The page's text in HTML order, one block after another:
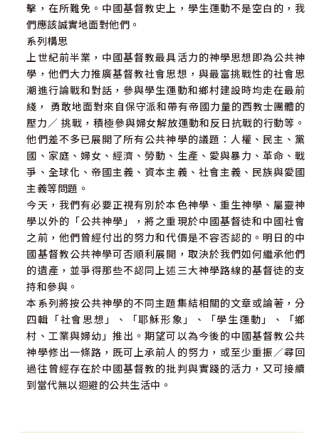
擊，在所難免。中國基督教史上，學生運動不是空白的，我
們應該誠實地面對他們。
系列構思
上世紀前半業，中國基督教最具活力的神學思想即為公共神
學，他們大力推廣基督教社會思想，與最富挑戰性的社會思
潮進行論戰和對話，參與學生運動和鄉村建設時均走在最前
綫， 勇敢地面對來自保守派和帶有帝國力量的西教士團體的
壓力／ 挑戰，積極參與婦女解放運動和反日抗戰的行動等。
他們差不多已展開了所有公共神學的議題：人權、民主、黨
國、家庭、婦女、經濟、勞動、生產、愛與暴力、革命、戰
爭、全球化、帝國主義、資本主義、社會主義、民族與愛國
主義等問題。
今天，我們有必要正視有別於本色神學、重生神學、屬靈神
學以外的「公共神學」，將之重現於中國基督徒和中國社會
之前，他們曾經付出的努力和代價是不容否認的。明日的中
國基督教公共神學可否順利展開，取決於我們如何繼承他們
的遺產，並爭得那些不認同上述三大神學路線的基督徒的支
持和參與。
本系列將按公共神學的不同主題集結相關的文章或論著，分
四輯「社會思想」、「耶穌形象」、「學生運動」、「鄉
村、工業與婦幼」推出。期望可以為今後的中國基督教公共
神學修出一條路，既可上承前人的努力，或至少重振／尋回
過往曾經存在於中國基督教的批判與實踐的活力，又可接續
到當代無以迴避的公共生活中。